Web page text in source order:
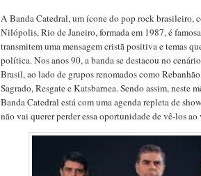
A Banda Catedral, um ícone do pop rock brasileiro,
Nilópolis, Rio de Janeiro, formada em 1987, é
transmitem uma mensagem cristã positiva e temas
política. Nos anos 90, a banda se destacou no
Brasil, ao lado de grupos renomados como
Sagrado, Resgate e Katsbarnea. Sendo assim, neste
Banda Catedral está com uma agenda repleta de
não vai querer perder essa oportunidade de vê-los